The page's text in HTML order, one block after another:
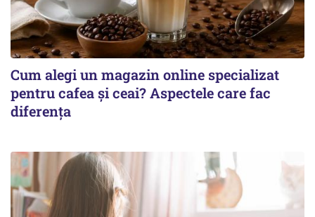
Cum alegi un magazin online specializat
pentru cafea și ceai? Aspectele care fac
diferența